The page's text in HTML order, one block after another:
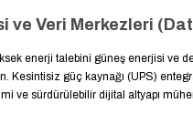
enerji talebini güneş enerjisi ve
Kesintisiz güç kaynağı (UPS)
ve sürdürülebilir dijital altyapı